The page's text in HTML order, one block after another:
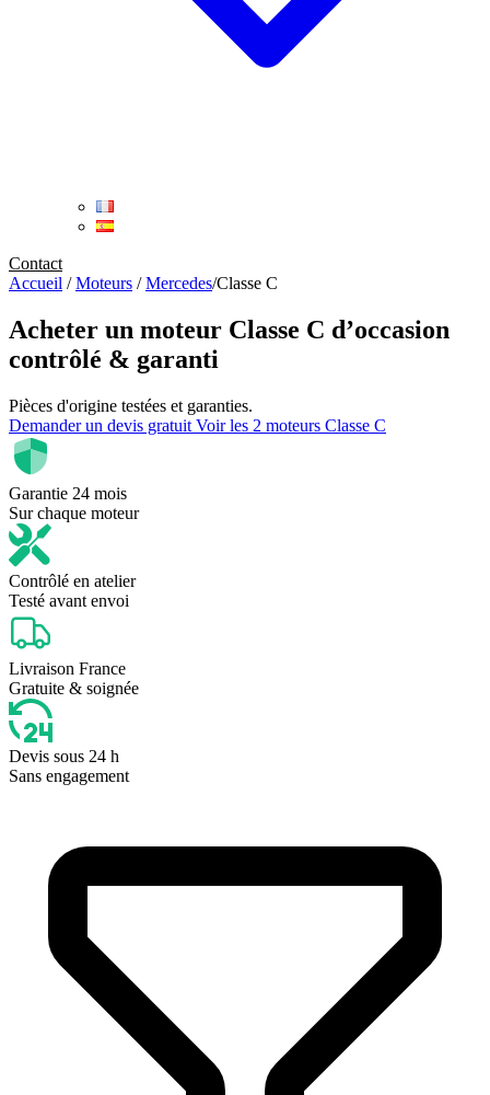
Contact
Accueil / Moteurs / Mercedes/Classe C
Acheter un moteur Classe C d’occasion
contrôlé & garanti
Pièces d'origine testées et garanties.
Demander un devis gratuit Voir les 2 moteurs Classe C
Garantie 24 mois
Sur chaque moteur
Contrôlé en atelier
Testé avant envoi
Livraison France
Gratuite & soignée
Devis sous 24 h
Sans engagement